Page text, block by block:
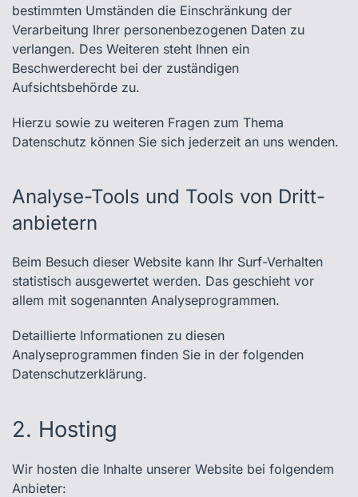
bestimmten Umständen die Einschränkung der
Verarbeitung Ihrer personenbezogenen Daten zu
verlangen. Des Weiteren steht Ihnen ein
Beschwerderecht bei der zuständigen
Aufsichtsbehörde zu.
Hierzu sowie zu weiteren Fragen zum Thema
Datenschutz können Sie sich jederzeit an uns wenden.
Analyse-Tools und Tools von Dritt­
anbietern
Beim Besuch dieser Website kann Ihr Surf-Verhalten
statistisch ausgewertet werden. Das geschieht vor
allem mit sogenannten Analyseprogrammen.
Detaillierte Informationen zu diesen
Analyseprogrammen finden Sie in der folgenden
Datenschutzerklärung.
2. Hosting
Wir hosten die Inhalte unserer Website bei folgendem
Anbieter: